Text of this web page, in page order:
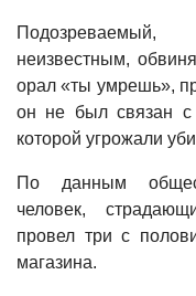
неизвестным,
орал «ты умрешь»,
он не был связан с
которой угрожали
По данным
человек,
провел три с
магазина.